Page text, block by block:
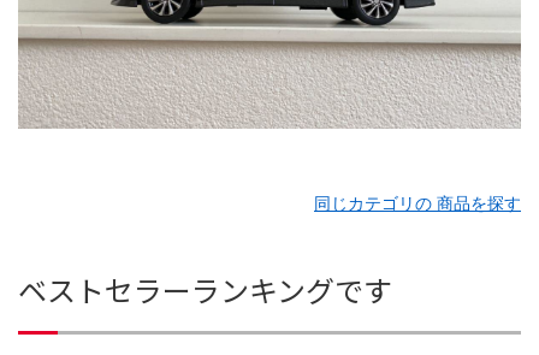
同じカテゴリの 商品を探す
ベストセラーランキングです